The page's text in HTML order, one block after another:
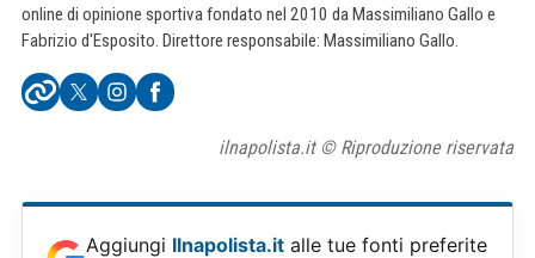
online di opinione sportiva fondato nel 2010 da Massimiliano Gallo e
Fabrizio d'Esposito. Direttore responsabile: Massimiliano Gallo.
ilnapolista.it © Riproduzione riservata
Aggiungi Ilnapolista.it alle tue fonti preferite